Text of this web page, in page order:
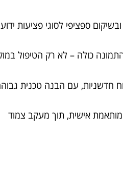
ספציפי לסוגי פציעות
כולה – לא רק הטיפול
חדשניות, עם הבנה טכנית
מותאמת אישית, תוך מעקב צמוד